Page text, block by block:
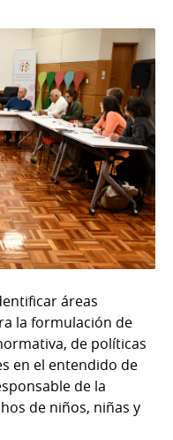
áreas
la formulación de
de políticas
en el entendido de
de la
de niños, niñas y